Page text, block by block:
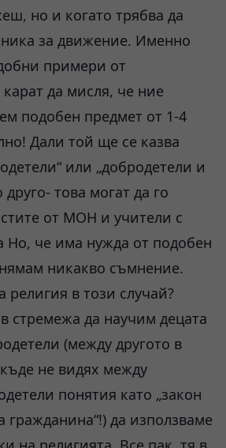
но и когато трябва да
за движение. Именно
примери от
да мисля, че ние
подобен предмет от 1-4
Дали той ще се казва
или „добродетели и
това могат да го
от МОН и учители с
Но, че има нужда от подобен
никакво съмнение.
в този случай?
стремежа да научим децата
(между другото в
не видях между
понятия като „закон
да използваме